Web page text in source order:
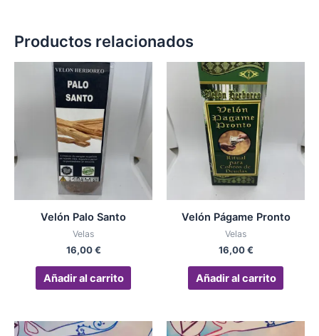
Productos relacionados
Velón Palo Santo
Velas
16,00€
Añadir al carrito
Velón Págame Pronto
Velas
16,00€
Añadir al carrito
Rango
Este
Rango